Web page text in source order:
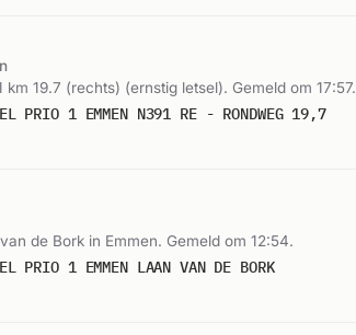
km 19.7 (rechts) (ernstig letsel). Gemeld om 17:57.
PRIO 1 EMMEN N391 RE - RONDWEG 19,7
de Bork in Emmen. Gemeld om 12:54.
PRIO 1 EMMEN LAAN VAN DE BORK